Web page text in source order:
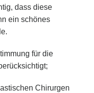
dass diese
ein schönes
für die
Chirurgen